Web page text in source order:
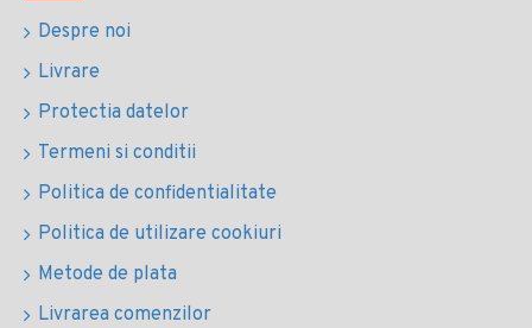
Despre noi
Livrare
Protectia datelor
Termeni si conditii
Politica de confidentialitate
Politica de utilizare cookiuri
Metode de plata
Livrarea comenzilor